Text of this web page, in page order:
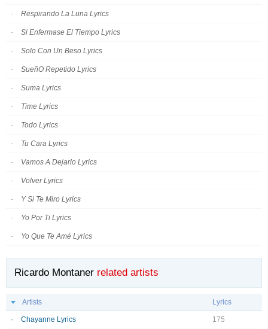
Respirando La Luna Lyrics
Si Enfermase El Tiempo Lyrics
Solo Con Un Beso Lyrics
SueñO Repetido Lyrics
Suma Lyrics
Time Lyrics
Todo Lyrics
Tu Cara Lyrics
Vamos A Dejarlo Lyrics
Volver Lyrics
Y Si Te Miro Lyrics
Yo Por Ti Lyrics
Yo Que Te Amé Lyrics
Ricardo Montaner related artists
Artists Lyrics
Chayanne Lyrics 175